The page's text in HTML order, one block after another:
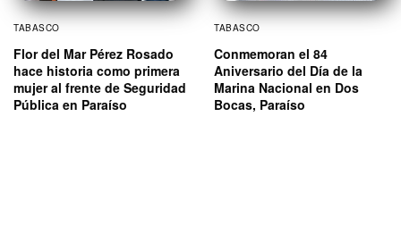
TABASCO
Flor del Mar Pérez Rosado
hace historia como primera
mujer al frente de Seguridad
Pública en Paraíso
TABASCO
Conmemoran el 84
Aniversario del Día de la
Marina Nacional en Dos
Bocas, Paraíso